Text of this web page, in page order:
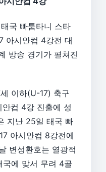
국 빠툼타니 스타
아시안컵 4강전 대
방송 경기가 펼쳐진
이하(U-17) 축구
컵 4강 진출에 성
지난 25일 태국 빠
아시안컵 8강전에
변성환호는 열광적
국에 맞서 무려 4골